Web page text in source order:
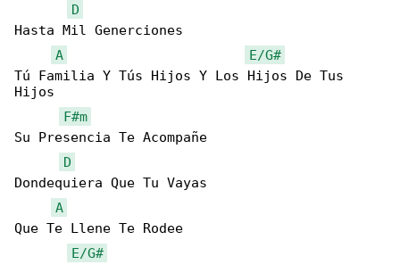
D
Hasta Mil Generciones
A
E/G#
Tú Familia Y Tús Hijos Y Los Hijos De Tus
Hijos
F#m
Su Presencia Te Acompañe
D
Dondequiera Que Tu Vayas
A
Que Te Llene Te Rodee
E/G#